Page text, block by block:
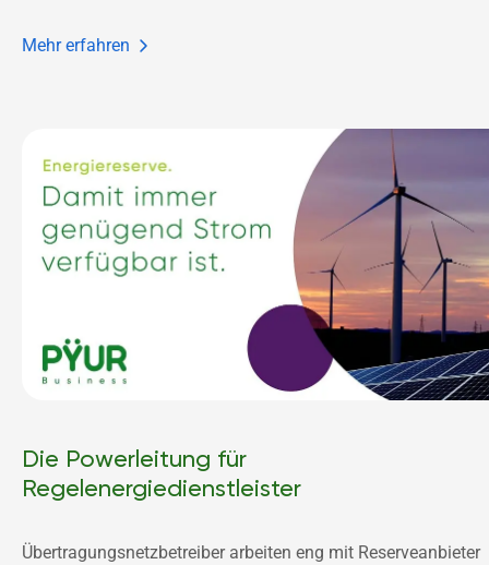
Mehr erfahren
Die Powerleitung für
Regelenergiedienstleister
Übertragungsnetzbetreiber arbeiten eng mit Reserveanbieter